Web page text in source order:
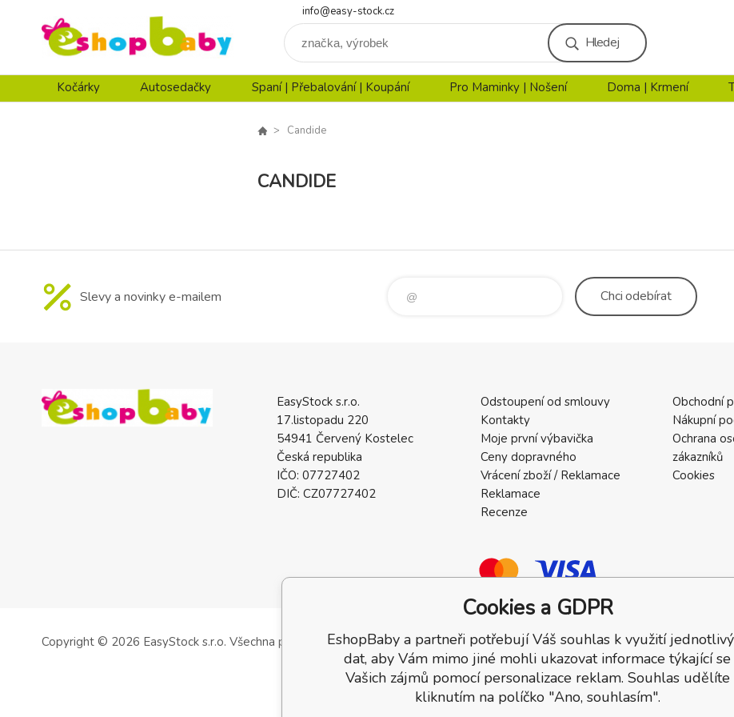
info@easy-stock.cz
Hledej
Kočárky Autosedačky Spaní | Přebalování | Koupání Pro Maminky | Nošení Doma | Krmení
Candide
CANDIDE
Slevy a novinky e-mailem Chciodebírat
EasyStock s.r.o.
17.listopadu 220
54941 Červený Kostelec
Česká republika
IČO: 07727402
DIČ: CZ07727402
Odstoupení od smlouvy
Kontakty
Moje první výbavička
Ceny dopravného
Vrácení zboží / Reklamace
Reklamace
Recenze
Obchodní
Nákupní
Ochrana
zákazníků
Cookies
Copyright © 2026 EasyStock s.r.o. Všechna práva vyhrazena.
Cookies a GDPR
EshopBaby a partneři potřebují Váš souhlas k využití
dat, aby Vám mimo jiné mohli ukazovat informace týkající se
Vašich zájmů pomocí personalizace reklam. Souhlas udělíte
kliknutím na políčko "Ano, souhlasím".